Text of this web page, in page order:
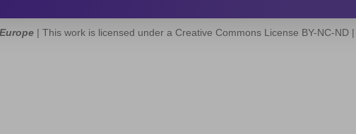
| This work is licensed under a Creative Commons License BY-NC-ND |